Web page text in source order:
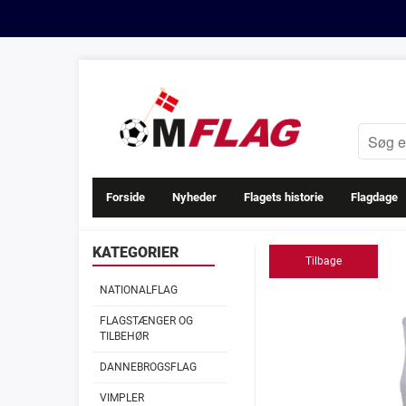
Forside Nyheder Flagets historie Flagdage
KATEGORIER
NATIONALFLAG
FLAGSTÆNGER OG
TILBEHØR
DANNEBROGSFLAG
VIMPLER
Tilbage